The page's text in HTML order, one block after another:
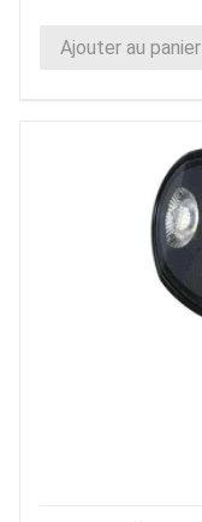
Ajouter au panier